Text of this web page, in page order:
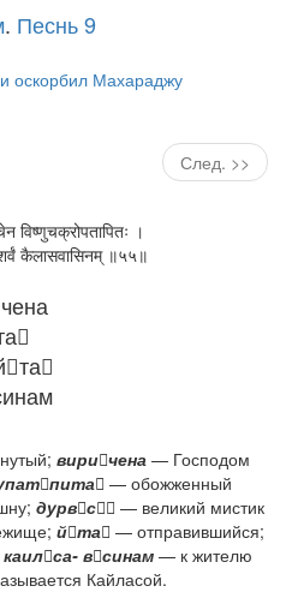
. Песнь 9
оскорбил Махараджу
След. >>
विष्णुचक्रोपतापितः ।
कैलासवासिनम् ॥५५॥
виричена— Господом
— обожженный
дурвс — великий мистик
йта — отправившийся;
каилса- всинам— к жителю
Кайласой.